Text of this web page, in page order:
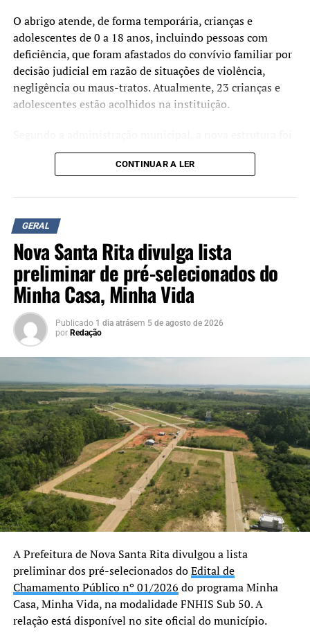
O abrigo atende, de forma temporária, crianças e
adolescentes de 0 a 18 anos, incluindo pessoas com
deficiência, que foram afastados do convívio familiar por
decisão judicial em razão de situações de violência,
negligência ou maus-tratos. Atualmente, 23 crianças e
adolescentes estão acolhidos na instituição.
planejada para oferecer ambientes mais amplos,
acessíveis e adequados às necessidades dos acolhidos e
Durante a cerimônia de inauguração, o prefeito Rodrigo
Battistella afirmou que a entrega da nova sede representa
um reforço na estrutura da rede de proteção à infância e à
adolescência.
“Hoje entregamos muito
mais do que um prédio.
Estamos oferecendo um
espaço preparado para
acolher nossas crianças e
adolescentes com
dignidade, respeito e
segurança. Cada ambiente
foi pensado para
proporcionar conforto e
contribuir para um
atendimento cada vez mais
humanizado, fortalecendo a
rede de proteção de Nova
Santa Rita”, declarou.
CONTINUAR A LER
GERAL
Nova Santa Rita divulga lista
preliminar de pré-selecionados do
Minha Casa, Minha Vida
Publicado 1 dia atrásem 5 de agosto de 2026
por Redação
A Prefeitura de Nova Santa Rita divulgou a lista
preliminar dos pré-selecionados doEdital de
Chamamento Público nº 01/2026 do programa Minha
Casa, Minha Vida, na modalidade FNHIS Sub 50. A
relação está disponível no site oficial do município.